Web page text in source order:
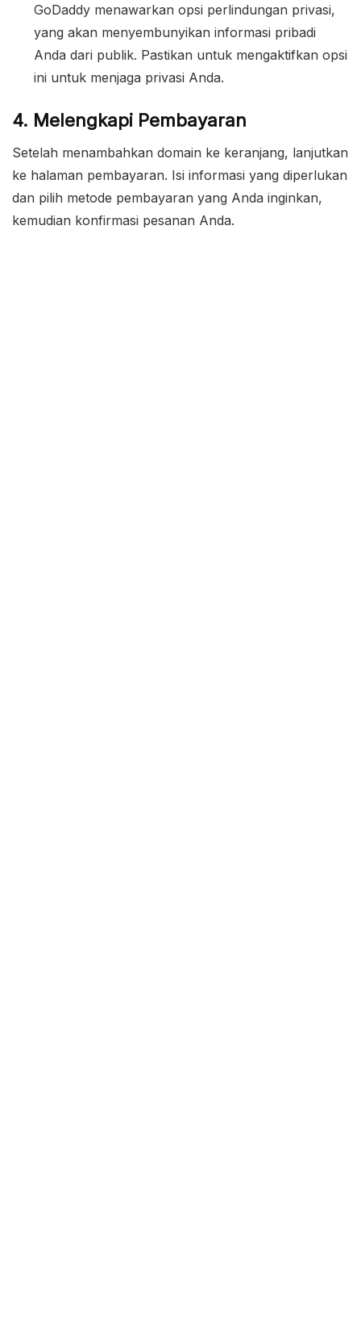
GoDaddy menawarkan opsi perlindungan privasi,
yang akan menyembunyikan informasi pribadi
Anda dari publik. Pastikan untuk mengaktifkan opsi
ini untuk menjaga privasi Anda.
4. Melengkapi Pembayaran
Setelah menambahkan domain ke keranjang, lanjutkan
ke halaman pembayaran. Isi informasi yang diperlukan
dan pilih metode pembayaran yang Anda inginkan,
kemudian konfirmasi pesanan Anda.